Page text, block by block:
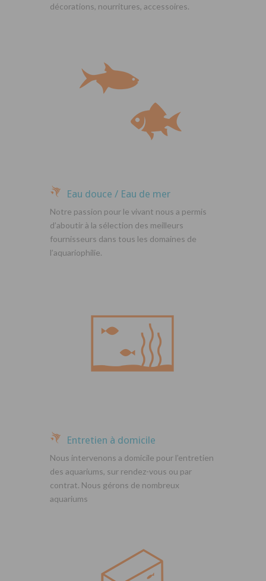
décorations, nourritures, accessoires.
Eau douce / Eau de mer
Notre passion pour le vivant nous a permis
d’aboutir à la sélection des meilleurs
fournisseurs dans tous les domaines de
l’aquariophilie.
Entretien à domicile
Nous intervenons a domicile pour l’entretien
des aquariums, sur rendez-vous ou par
contrat. Nous gérons de nombreux
aquariums